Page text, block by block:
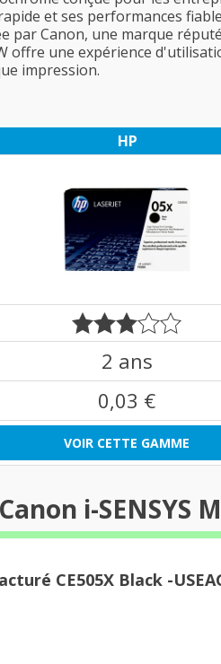
et ses performances
Canon, une marque
offre une expérience
impression.
HP
2 ans
0,03 €
VOIR CETTE GAMME
i-SENSYS
CE505X Black -